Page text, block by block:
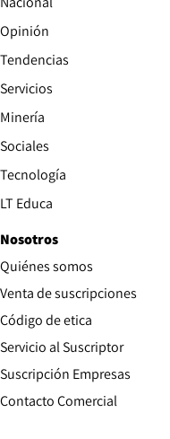
Opinión
Tendencias
Servicios
Minería
Sociales
Tecnología
LT Educa
Nosotros
Quiénes somos
Venta de suscripciones
Código de etica Opens in
Servicio al Suscriptor
Suscripción Empresas
Contacto ComercialOpens